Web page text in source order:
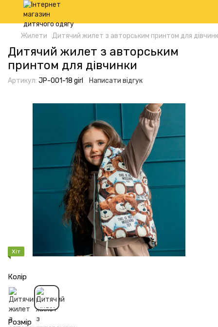
Жилети Дитячий жилет з авторським принтом для
Дитячий жилет з авторським
принтом для дівчинки
Артикул: JP-001-18 girl Написати відгук
Хіт
Колір
Розмір